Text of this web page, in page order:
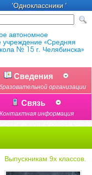
'Одноклассники '
Сведения
организации
Связь
Контактная информация
Выпускникам 9х классов.